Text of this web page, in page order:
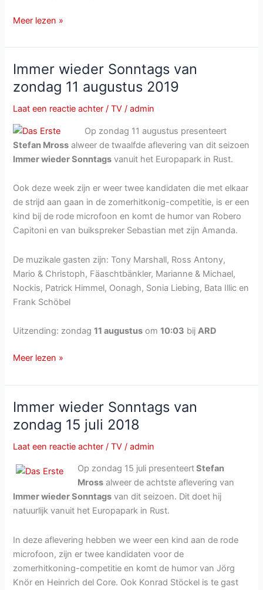
Immer
Sonntags
van
zondag
21
juni
Meer lezen »
Immer wieder Sonntags van
zondag 11 augustus 2019
Laat een reactie achter /TV /admin
Op zondag 11 augustus presenteert
Stefan Mross alweer de twaalfde aflevering van dit seizoen
Immer wieder Sonntags vanuit het Europapark in Rust.
Ook deze week zijn er weer twee kandidaten die met elkaar
de strijd aan gaan in de zomerhitkonig-competitie, is er een
kind bij de rode microfoon en komt de humor van Robero
Capitoni en van buikspreker Sebastian met zijn Amanda.
De muzikale gasten zijn: Tony Marshall, Ross Antony,
Mario & Christoph, Fäaschtbänkler, Marianne & Michael,
Nockis, Patrick Himmel, Oonagh, Sonia Liebing, Bata Illic en
Frank Schöbel
Uitzending: zondag11 augustus om10:03 bijARD
Immer
Sonntags
van
zondag
11
augustus
Meer lezen »
Immer wieder Sonntags van
zondag 15 juli 2018
Laat een reactie achter /TV /admin
Op zondag 15 juli presenteertStefan
Mross alweer de achtste aflevering van
Immer wieder Sonntags van dit seizoen. Dit doet hij
natuurlijk vanuit het Europapark in Rust.
In deze aflevering hebben we weer een kind aan de rode
microfoon, zijn er twee kandidaten voor de
zomerhitkoning-competitie en komt de humor van Jörg
Knör en Heinrich del Core. Ook Konrad Stöckel is te gast